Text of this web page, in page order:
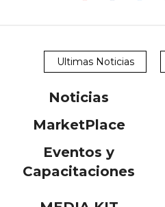
Ultimas Noticias
Noticias
MarketPlace
Eventos y
Capacitaciones